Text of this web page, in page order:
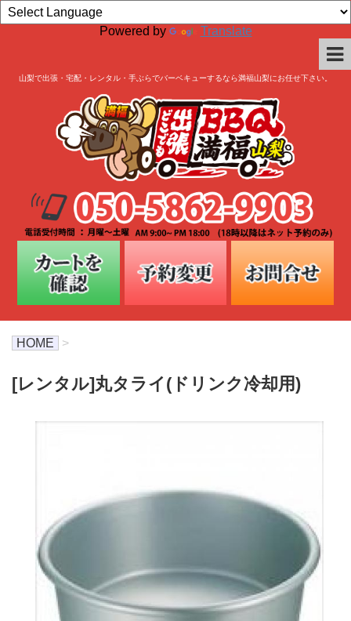
Powered by Translate
山梨で出張・宅配・レンタル・手ぶらでバーベキューするなら満福山梨にお任せ下さい。
HOME >
[レンタル]丸タライ(ドリンク冷却用)